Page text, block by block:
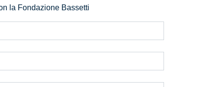
la Fondazione Bassetti